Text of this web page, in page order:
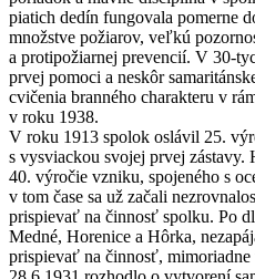
piatich dedín fungovala pomerne
množstve požiarov, veľkú
a protipožiarnej prevencií. V 30-
prvej pomoci a neskôr
cvičenia branného charakteru v
v roku 1938.
V roku 1913 spolok oslávil 25.
s vysviackou svojej prvej zástavy.
40. výročie vzniku, spojeného s
v tom čase sa už začali
prispievať na činnosť spolku. Po
Medné, Horenice a Hôrka,
prispievať na činnosť, mimoriadne